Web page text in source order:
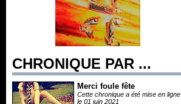
CHRONIQUE PAR ...
Merci foule fête
Cette chronique a été mise en ligne
le 01 juin 2021